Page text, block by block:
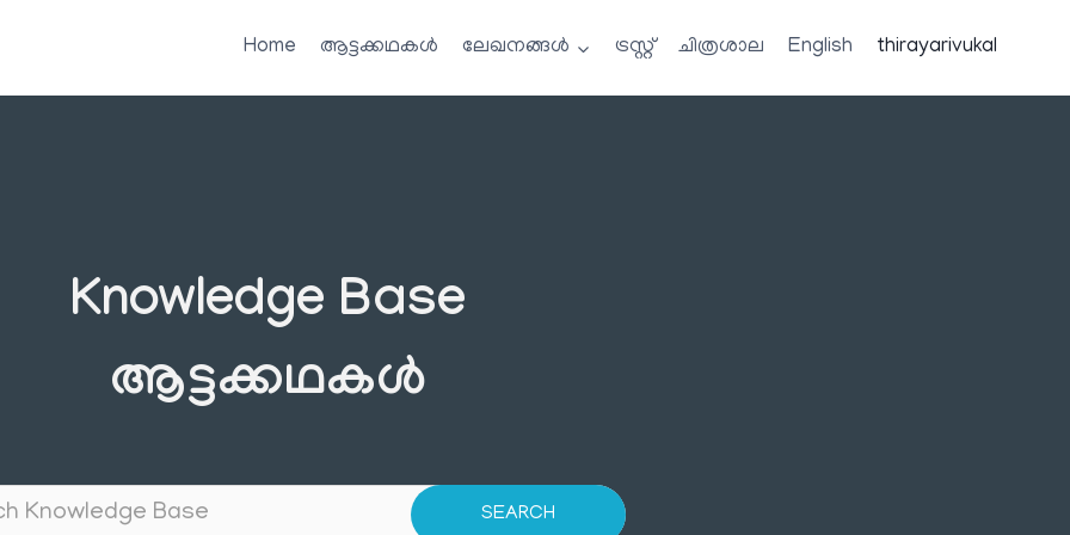
Home ആട്ടക്കഥകൾ ലേഖനങ്ങൾ ട്രസ്റ്റ് ചിത്രശാല English thirayarivukal
Knowledge Base
ആട്ടക്കഥകൾ